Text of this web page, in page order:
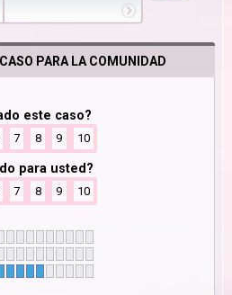
PARA LA COMUNIDAD
este caso?
7 8 9 10
para usted?
7 8 9 10